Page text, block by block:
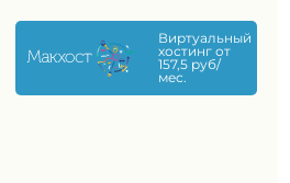
Виртуальный
хостинг от
157,5 руб/
мес.